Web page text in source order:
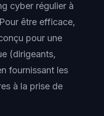
cyber régulier à
être efficace,
pour une
(dirigeants,
fournissant les
à la prise de